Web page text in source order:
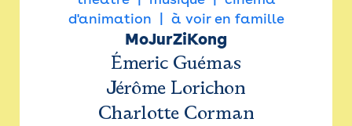
d'animation
à voir en famille
MoJurZiKong
Émeric Guémas
Jérôme Lorichon
Charlotte Corman